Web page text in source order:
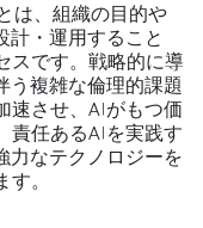
は、組織の目的や
計・運用すること
スです。戦略的に導
う複雑な倫理的課題
速させ、AIがもつ価
責任あるAIを実践す
力なテクノロジーを
。